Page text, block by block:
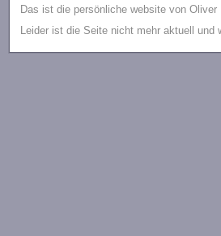
Das ist die persönliche website von Oliver
Leider ist die Seite nicht mehr aktuell